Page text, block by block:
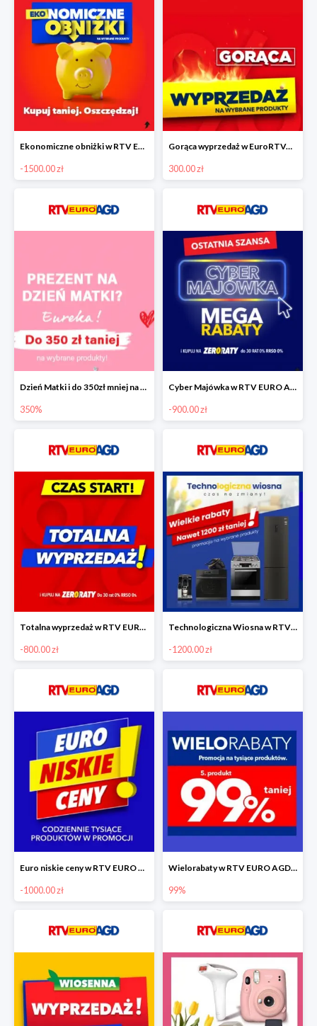
Ekonomiczne obniżki w RTV EURO AGD do -1500 zł
-1500.00 zł
Gorąca wyprzedaż w EuroRTVAGD
300.00 zł
Dzień Matki i do 350zł mniej na wybrane produkty
350%
Cyber Majówka w RTV EURO AGD do -900 zł
-900.00 zł
Totalna wyprzedaż w RTV EURO AGD do -800 zł
-800.00 zł
Technologiczna Wiosna w RTV EURO AGD - rabaty do -1200 zł
-1200.00 zł
Euro niskie ceny w RTV EURO AGD do -1000 zł
-1000.00 zł
Wielorabaty w RTV EURO AGD - piąty produkt -99%
99%